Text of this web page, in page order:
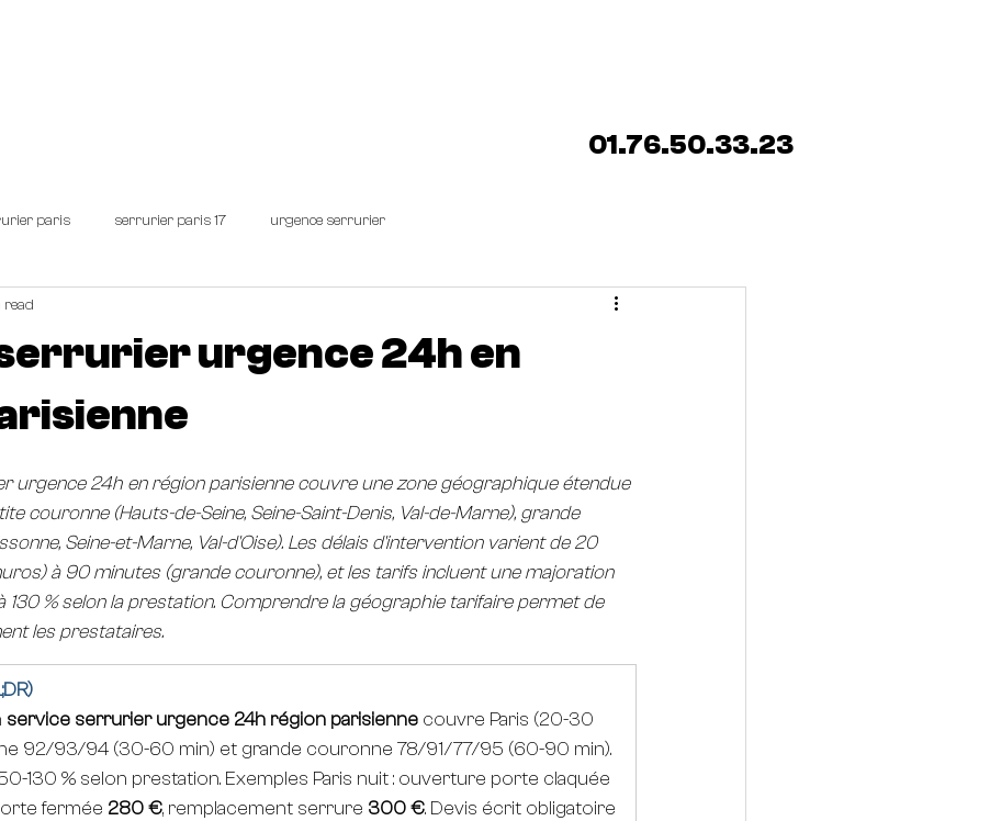
01.76.50.33.23
paris serrurier paris 17 urgence serrurier
urgence 24h en
read
urgence 24h en région parisienne couvre une zone géographique étendue
couronne (Hauts-de-Seine, Seine-Saint-Denis, Val-de-Marne), grande
Seine-et-Marne, Val-d'Oise). Les délais d'intervention varient de 20
à 90 minutes (grande couronne), et les tarifs incluent une majoration
% selon la prestation. Comprendre la géographie tarifaire permet de
les prestataires.
service serrurier urgence 24h région parisienne couvre Paris (20-30
92/93/94 (30-60 min) et grande couronne 78/91/77/95 (60-90 min).
130 % selon prestation. Exemples Paris nuit : ouverture porte claquée
fermée 280 €, remplacement serrure 300 €. Devis écrit obligatoire